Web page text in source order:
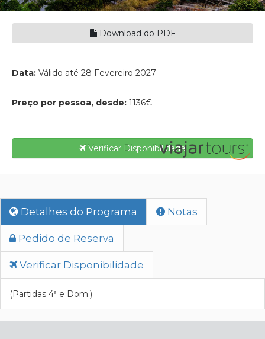
Download do PDF
Data: Válido até 28 Fevereiro 2027
Preço por pessoa, desde: 1136€
Verificar Disponibilidade
Detalhes do Programa Notas
Pedido de Reserva
Verificar Disponibilidade
(Partidas 4ª e Dom.)